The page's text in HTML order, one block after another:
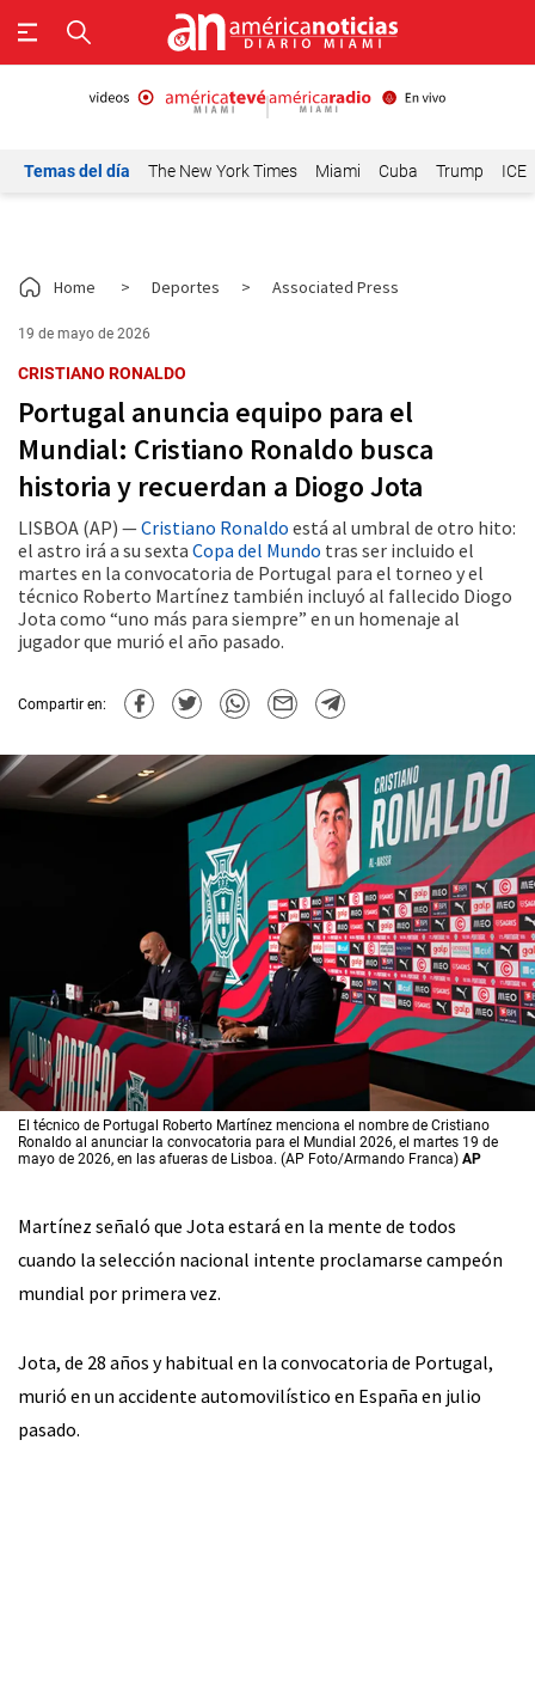
Temas del día The New York Times Miami Cuba Trump ICE
Home > Deportes > Associated Press
19 de mayo de 2026
CRISTIANO RONALDO
Portugal anuncia equipo para el
Mundial: Cristiano Ronaldo busca
historia y recuerdan a Diogo Jota
LISBOA (AP) —Cristiano Ronaldo está al umbral de otro hito:
el astro irá a su sexta Copa del Mundo tras ser incluido el
martes en la convocatoria de Portugal para el torneo y el
técnico Roberto Martínez también incluyó al fallecido Diogo
Jota como “uno más para siempre” en un homenaje al
jugador que murió el año pasado.
Compartir en:
El técnico de Portugal Roberto Martínez menciona el nombre de Cristiano
Ronaldo al anunciar la convocatoria para el Mundial 2026, el martes 19 de
mayo de 2026, en las afueras de Lisboa. (AP Foto/Armando Franca) AP
Martínez señaló que Jota estará en la mente de todos
cuando la selección nacional intente proclamarse campeón
mundial por primera vez.
Jota, de 28 años y habitual en la convocatoria de Portugal,
murió en un accidente automovilístico en España en julio
pasado.